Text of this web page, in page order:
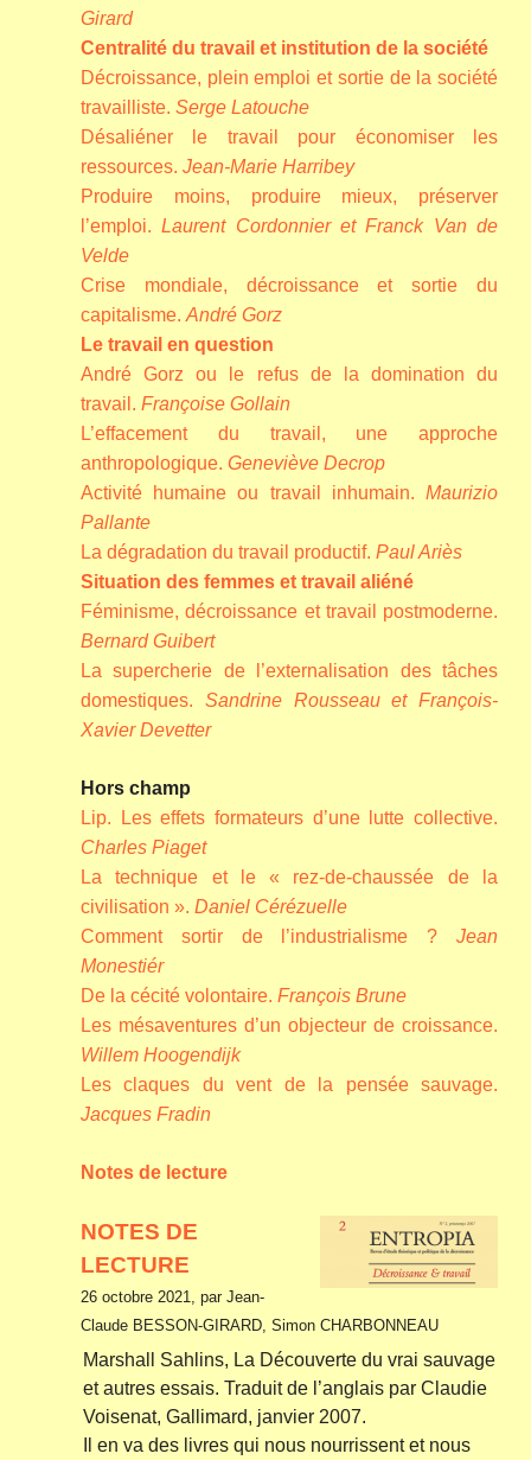
Girard
Centralité du travail et institution de la société
Décroissance, plein emploi et sortie de la société
travailliste. Serge Latouche
Désaliéner le travail pour économiser les
ressources. Jean-Marie Harribey
Produire moins, produire mieux, préserver
l’emploi.Laurent Cordonnier et Franck Van de
Velde
Crise mondiale, décroissance et sortie du
capitalisme. André Gorz
Le travail en question
André Gorz ou le refus de la domination du
travail. Françoise Gollain
L’effacement du travail, une approche
anthropologique. Geneviève Decrop
Activité humaine ou travail inhumain. Maurizio
Pallante
La dégradation du travail productif. Paul Ariès
Situation des femmes et travail aliéné
Féminisme, décroissance et travail postmoderne.
Bernard Guibert
La supercherie de l’externalisation des tâches
domestiques. Sandrine Rousseau et François-
Xavier Devetter
Hors champ
Lip. Les effets formateurs d’une lutte collective.
Charles Piaget
La technique et le « rez-de-chaussée de la
civilisation ». Daniel Cérézuelle
Comment sortir de l’industrialisme ? Jean
Monestiér
De la cécité volontaire. François Brune
Les mésaventures d’un objecteur de croissance.
Willem Hoogendijk
Les claques du vent de la pensée sauvage.
Jacques Fradin
Notes de lecture
NOTES DE
LECTURE
26 octobre 2021, par Jean-
Claude BESSON-GIRARD, Simon CHARBONNEAU
Marshall Sahlins, La Découverte du vrai sauvage
et autres essais. Traduit de l’anglais par Claudie
Voisenat, Gallimard, janvier 2007.
Il en va des livres qui nous nourrissent et nous